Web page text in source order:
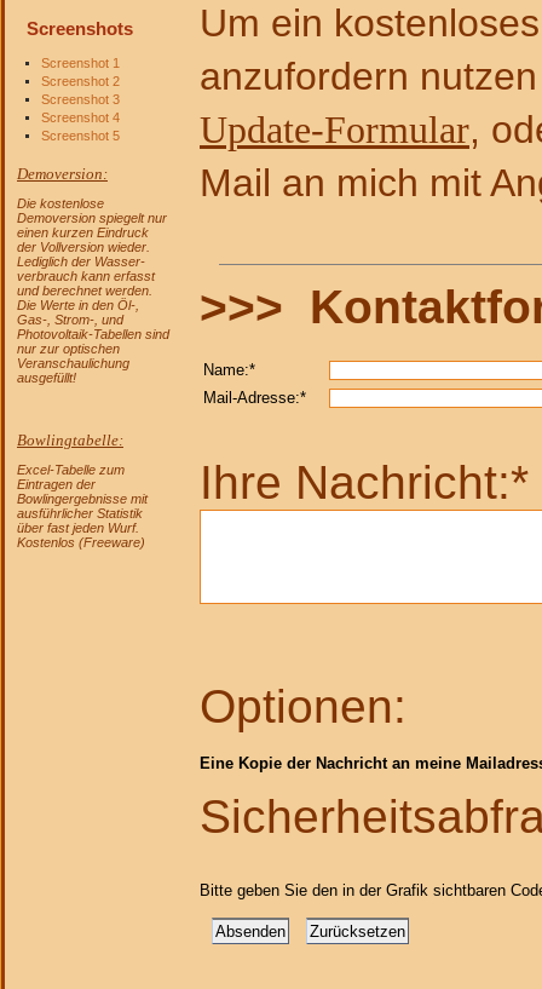
Screenshots
Screenshot 1
Screenshot 2
Screenshot 3
Screenshot 4
Screenshot 5
Demoversion:
Die kostenlose
Demoversion spiegelt nur
einen kurzen Eindruck
der Vollversion wieder.
Lediglich der Wasser-
verbrauch kann erfasst
und berechnet werden.
Die Werte in den Öl-,
Gas-, Strom-, und
Photovoltaik-Tabellen sind
nur zur optischen
Veranschaulichung
ausgefüllt!
Bowlingtabelle:
Excel-Tabelle zum
Eintragen der
Bowlingergebnisse mit
ausführlicher Statistik
über fast jeden Wurf.
Kostenlos (Freeware)
Um ein
anzufordern
Update-Formular,
Mail an mich mit
>>>
Name:*
Mail-Adresse:*
Ihre Nachricht:*
Optionen:
Eine Kopie der Nachricht an meine
Bitte geben Sie den in der Grafik sichtbaren